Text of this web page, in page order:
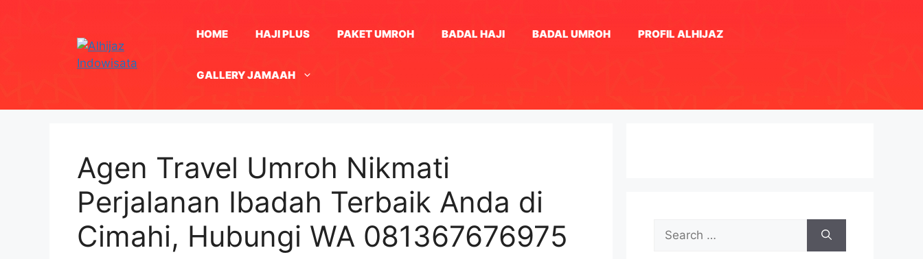
HOME HAJI PLUS PAKET UMROH BADAL HAJI BADAL UMROH PROFIL ALHIJAZ
GALLERY JAMAAH
Agen Travel Umroh Nikmati
Perjalanan Ibadah Terbaik Anda di
Cimahi, Hubungi WA 081367676975
Search
for: